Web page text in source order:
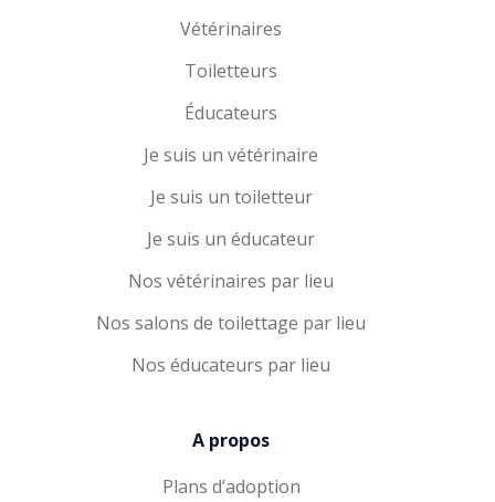
Vétérinaires
Toiletteurs
Éducateurs
Je suis un vétérinaire
Je suis un toiletteur
Je suis un éducateur
Nos vétérinaires par lieu
Nos salons de toilettage par lieu
Nos éducateurs par lieu
A propos
Plans d’adoption